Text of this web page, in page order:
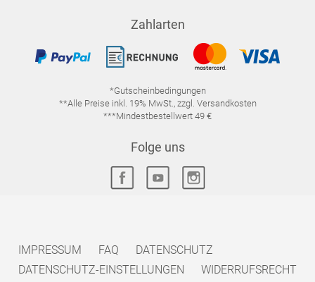
Zahlarten
*Gutscheinbedingungen
**Alle Preise inkl. 19% MwSt., zzgl. Versandkosten
***Mindestbestellwert 49 €
Folge uns
IMPRESSUM FAQ
DATENSCHUTZ
DATENSCHUTZ-EINSTELLUNGEN
WIDERRUFSRECHT